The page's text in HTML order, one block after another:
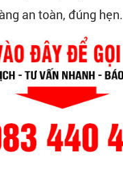
an toàn, đúng hẹn.